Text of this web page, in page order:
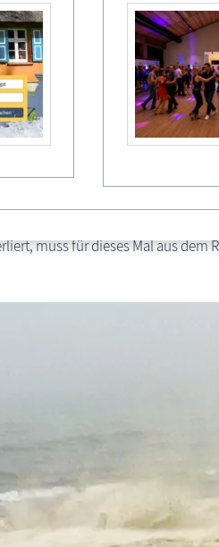
zu einer Höhe von 130 cm
bis zu einer Widerristhöhe
ohne Beschränkungen
bei dem die Kinder
sehr hoch ist, gibt es
Viele Reiter haben ihre
weiß, dass ein Ritt auf dem
über den eher lockeren Sand.
muss für dieses Mal aus